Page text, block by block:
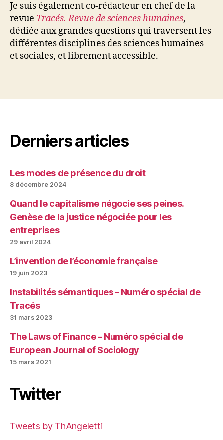
Je suis également co-rédacteur en chef de la
revue Tracés. Revue de sciences humaines,
dédiée aux grandes questions qui traversent les
différentes disciplines des sciences humaines
et sociales, et librement accessible.
Derniers articles
Les modes de présence du droit
8 décembre 2024
Quand le capitalisme négocie ses peines.
Genèse de la justice négociée pour les
entreprises
29 avril 2024
L’invention de l’économie française
19 juin 2023
Instabilités sémantiques – Numéro spécial de
Tracés
31 mars 2023
The Laws of Finance – Numéro spécial de
European Journal of Sociology
15 mars 2021
Twitter
Tweets by ThAngeletti